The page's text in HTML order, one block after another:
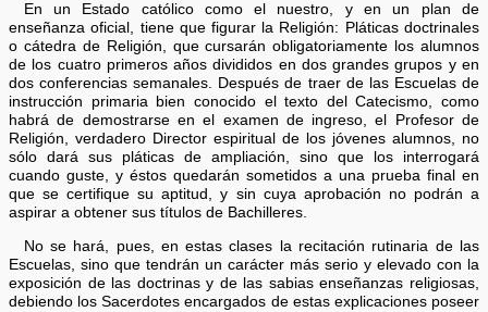
En un Estado católico como el nuestro, y en un plan de
enseñanza oficial, tiene que figurar la Religión: Pláticas doctrinales
o cátedra de Religión, que cursarán obligatoriamente los alumnos
de los cuatro primeros años divididos en dos grandes grupos y en
dos conferencias semanales. Después de traer de las Escuelas de
instrucción primaria bien conocido el texto del Catecismo, como
habrá de demostrarse en el examen de ingreso, el Profesor de
Religión, verdadero Director espiritual de los jóvenes alumnos, no
sólo dará sus pláticas de ampliación, sino que los interrogará
cuando guste, y éstos quedarán sometidos a una prueba final en
que se certifique su aptitud, y sin cuya aprobación no podrán a
aspirar a obtener sus títulos de Bachilleres.
No se hará, pues, en estas clases la recitación rutinaria de las
Escuelas, sino que tendrán un carácter más serio y elevado con la
exposición de las doctrinas y de las sabias enseñanzas religiosas,
debiendo los Sacerdotes encargados de estas explicaciones poseer